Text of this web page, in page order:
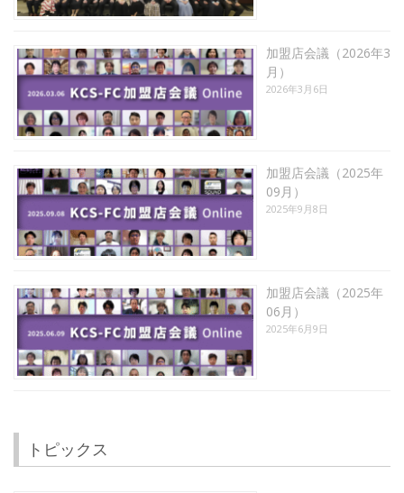
加盟店会議（2026年3
月）
2026年3月6日
加盟店会議（2025年
09月）
2025年9月8日
加盟店会議（2025年
06月）
2025年6月9日
トピックス